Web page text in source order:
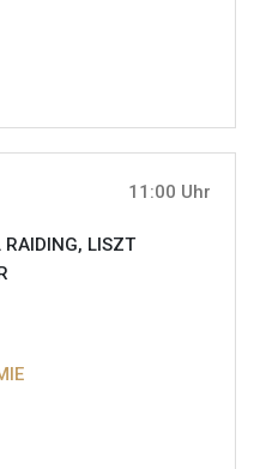
11:00 Uhr
RAIDING, LISZT